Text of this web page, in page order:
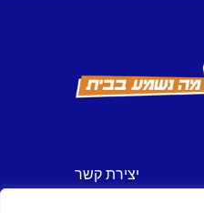
יצירת קשר